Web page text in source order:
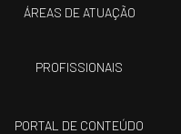
ÁREAS DE ATUAÇÃO
PROFISSIONAIS
PORTAL DE CONTEÚDO